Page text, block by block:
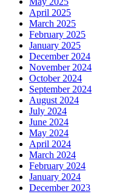
April 2025
March 2025
February 2025
January 2025
December 2024
November 2024
October 2024
September 2024
August 2024
July 2024
June 2024
May 2024
April 2024
March 2024
February 2024
January 2024
December 2023